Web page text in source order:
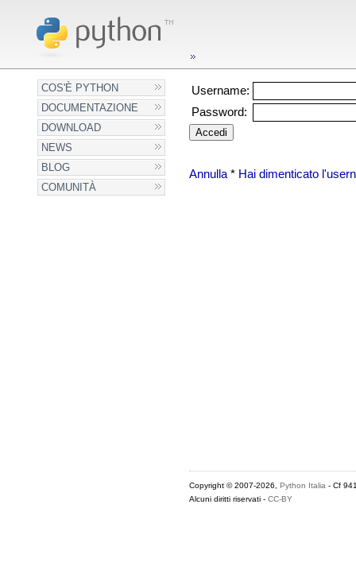
COS'È PYTHON
DOCUMENTAZIONE
DOWNLOAD
NEWS
BLOG
COMUNITÀ
Username:
Password:
Annulla* Hai dimenticato
Copyright © 2007-2026, Python Italia - Cf
Alcuni diritti riservati - CC-BY